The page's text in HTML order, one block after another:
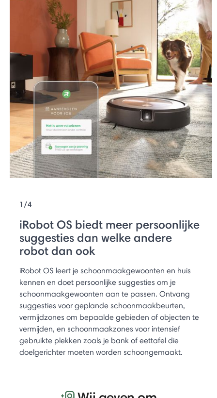
1/4
iRobot OS biedt meer persoonlijke
suggesties dan welke andere
robot dan ook
iRobot OS leert je schoonmaakgewoonten en huis
kennen en doet persoonlijke suggesties om je
schoonmaakgewoonten aan te passen. Ontvang
suggesties voor geplande schoonmaakbeurten,
vermijdzones om bepaalde gebieden of objecten te
vermijden, en schoonmaakzones voor intensief
gebruikte plekken zoals je bank of eettafel die
doelgerichter moeten worden schoongemaakt.